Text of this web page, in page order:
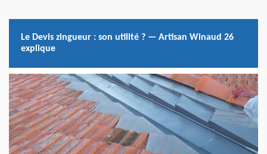
Le Devis zingueur : son utilité ? — Artisan Winaud 26
explique